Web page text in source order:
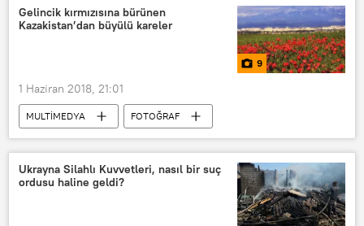
DÜNYA
Avrupa
Gelincik kırmızısına bürünen
Kazakistan’dan büyülü kareler
9
1 Haziran 2018, 21:01
MULTİMEDYA
FOTOĞRAF
Kazakistan
Ukrayna Silahlı Kuvvetleri, nasıl bir suç
ordusu haline geldi?